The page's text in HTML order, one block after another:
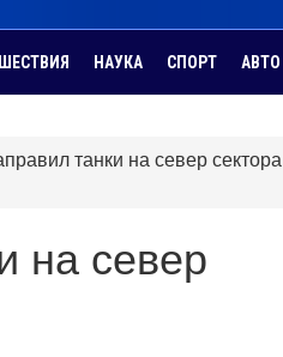
НАУКА СПОРТ АВТО
танки на север сектора
на север